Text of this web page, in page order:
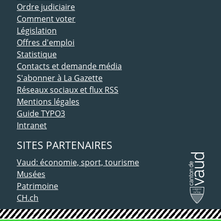
Ordre judiciaire
Comment voter
Législation
Offres d'emploi
Statistique
Contacts et demande média
S'abonner à La Gazette
Réseaux sociaux et flux RSS
Mentions légales
Guide TYPO3
Intranet
SITES PARTENAIRES
Vaud: économie, sport, tourisme
Musées
Patrimoine
CH.ch